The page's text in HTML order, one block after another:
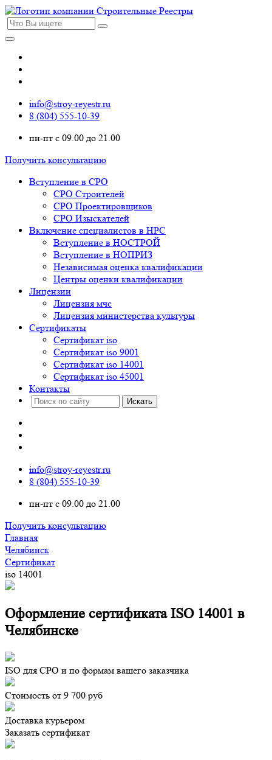
info@stroy-reyestr.ru
8 (804) 555-10-39
пн-пт с 09.00 до 21.00
Получить консультацию
Вступление в СРО
СРО Строителей
СРО Проектировщиков
СРО Изыскателей
Включение специалистов в НРС
Вступление в НОСТРОЙ
Вступление в НОПРИЗ
Независимая оценка квалификации
Центры оценки квалификации
Лицензии
Лицензия мчс
Лицензия министерства культуры
Сертификаты
Сертификат iso
Сертификат iso 9001
Сертификат iso 14001
Сертификат iso 45001
Контакты
info@stroy-reyestr.ru
8 (804) 555-10-39
пн-пт с 09.00 до 21.00
Получить консультацию
Главная
Челябинск
Сертификат
iso 14001
Оформление сертификата ISO 14001 в
Челябинске
ISO для СРО и по формам вашего заказчика
Стоимость от 9 700 руб
Доставка курьером
Заказать сертификат